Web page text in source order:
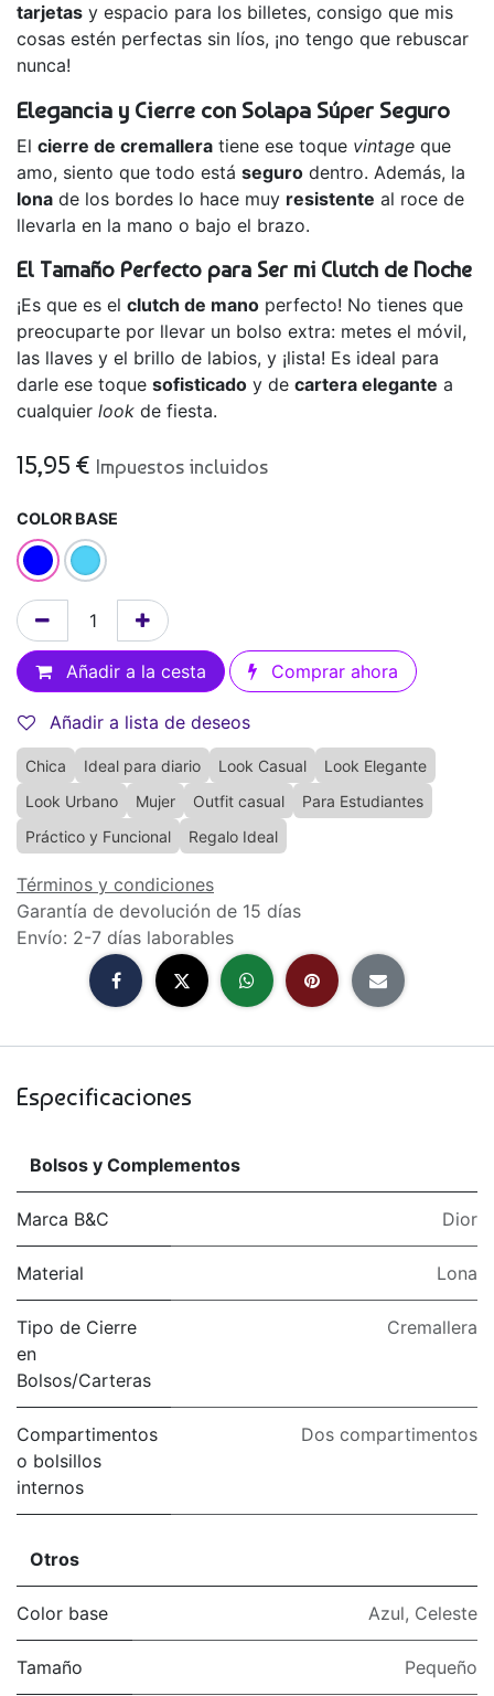
tarjetas y espacio para los billetes, consigo que mis
cosas estén perfectas sin líos, ¡no tengo que rebuscar
nunca!
Elegancia y Cierre con Solapa Súper Seguro
El cierre de cremallera tiene ese toque vintage que
amo, siento que todo está seguro dentro. Además, la
lona de los bordes lo hace muy resistente al roce de
llevarla en la mano o bajo el brazo.
El Tamaño Perfecto para Ser mi Clutch de Noche
¡Es que es el clutch de mano perfecto! No tienes que
preocuparte por llevar un bolso extra: metes el móvil,
las llaves y el brillo de labios, y ¡lista! Es ideal para
darle ese toque sofisticado y de cartera elegante a
cualquier look de fiesta.
15,95 € Impuestos incluidos
COLOR BASE
Añadir a la cesta Comprar ahora
Añadir a lista de deseos
Chica Ideal para diario Look Casual
Look Elegante
Look Urbano
Mujer Outfit casual
Para Estudiantes
Práctico y Funcional
Regalo Ideal
Términos y condiciones
Garantía de devolución de 15 días
Envío: 2-7 días laborables
Especificaciones
Bolsos y Complementos
Marca B&C Dior
Material Lona
Tipo de Cierre
en
Bolsos/Carteras
Cremallera
Compartimentos
o bolsillos
internos
Dos compartimentos
Otros
Color base Azul, Celeste
Tamaño Pequeño